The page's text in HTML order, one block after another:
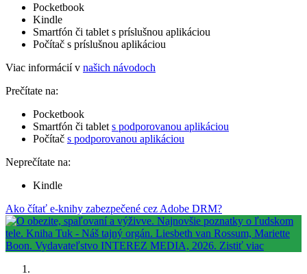
Pocketbook
Kindle
Smartfón či tablet s príslušnou aplikáciou
Počítač s príslušnou aplikáciou
Viac informácií v našich návodoch
Prečítate na:
Pocketbook
Smartfón či tablet s podporovanou aplikáciou
Počítač s podporovanou aplikáciou
Neprečítate na:
Kindle
Ako čítať e-knihy zabezpečené cez Adobe DRM?